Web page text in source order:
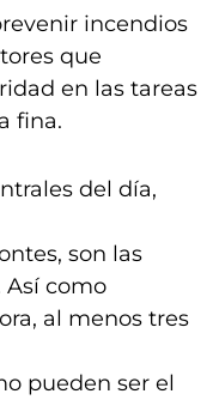
incendios
que
en las tareas
fina.
del día,
son las
Así como
al menos tres
pueden ser el